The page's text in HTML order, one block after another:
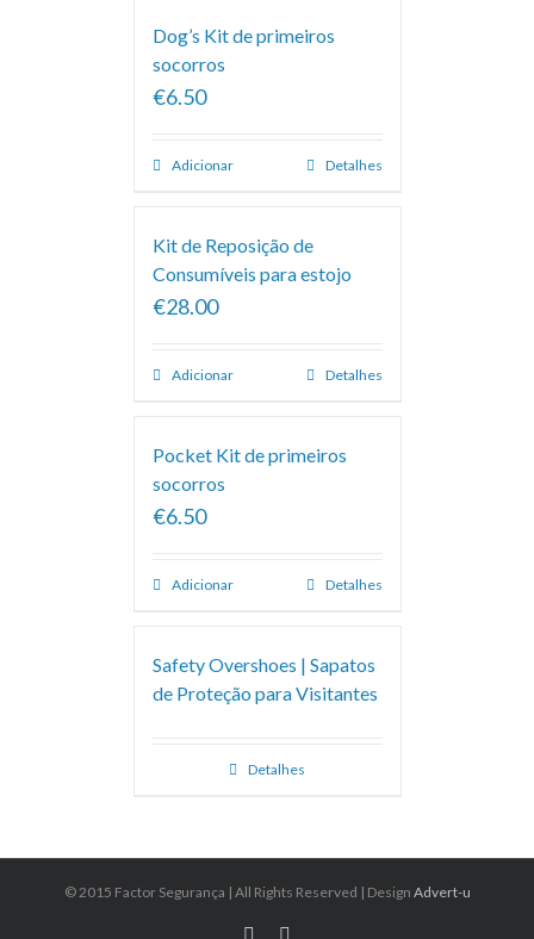
Dog’s Kit de primeiros
socorros
€6.50
Adicionar Detalhes
Kit de Reposição de
Consumíveis para estojo
€28.00
Adicionar Detalhes
Pocket Kit de primeiros
socorros
€6.50
Adicionar Detalhes
Safety Overshoes | Sapatos
de Proteção para Visitantes
Detalhes
© 2015 Factor Segurança | All Rights Reserved | Design Advert-u